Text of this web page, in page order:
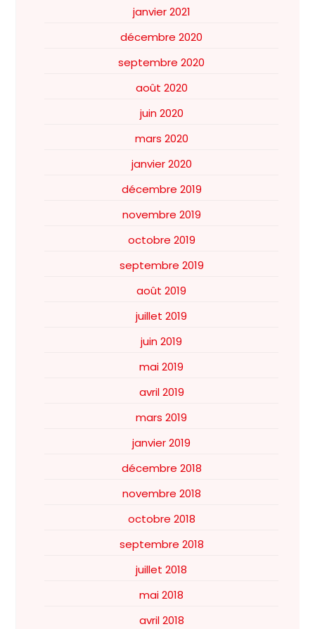
janvier 2021
décembre 2020
septembre 2020
août 2020
juin 2020
mars 2020
janvier 2020
décembre 2019
novembre 2019
octobre 2019
septembre 2019
août 2019
juillet 2019
juin 2019
mai 2019
avril 2019
mars 2019
janvier 2019
décembre 2018
novembre 2018
octobre 2018
septembre 2018
juillet 2018
mai 2018
avril 2018